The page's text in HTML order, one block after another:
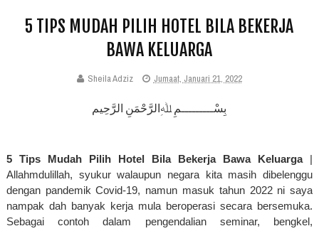
5 TIPS MUDAH PILIH HOTEL BILA BEKERJA
BAWA KELUARGA
Sheila Adziz Jumaat, Januari 21, 2022
بِسْـــــــــمِ ﷲِالرَّحْمَنِ الرَّحِيم
5 Tips Mudah Pilih Hotel Bila Bekerja Bawa Keluarga |
Allahmdulillah, syukur walaupun negara kita masih dibelenggu
dengan pandemik Covid-19, namun masuk tahun 2022 ni saya
nampak dah banyak kerja mula beroperasi secara bersemuka.
Sebagai contoh dalam pengendalian seminar, bengkel,